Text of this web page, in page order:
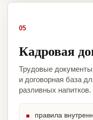
05
Кадровая
Трудовые
и договорная база
разливных напитков.
правила